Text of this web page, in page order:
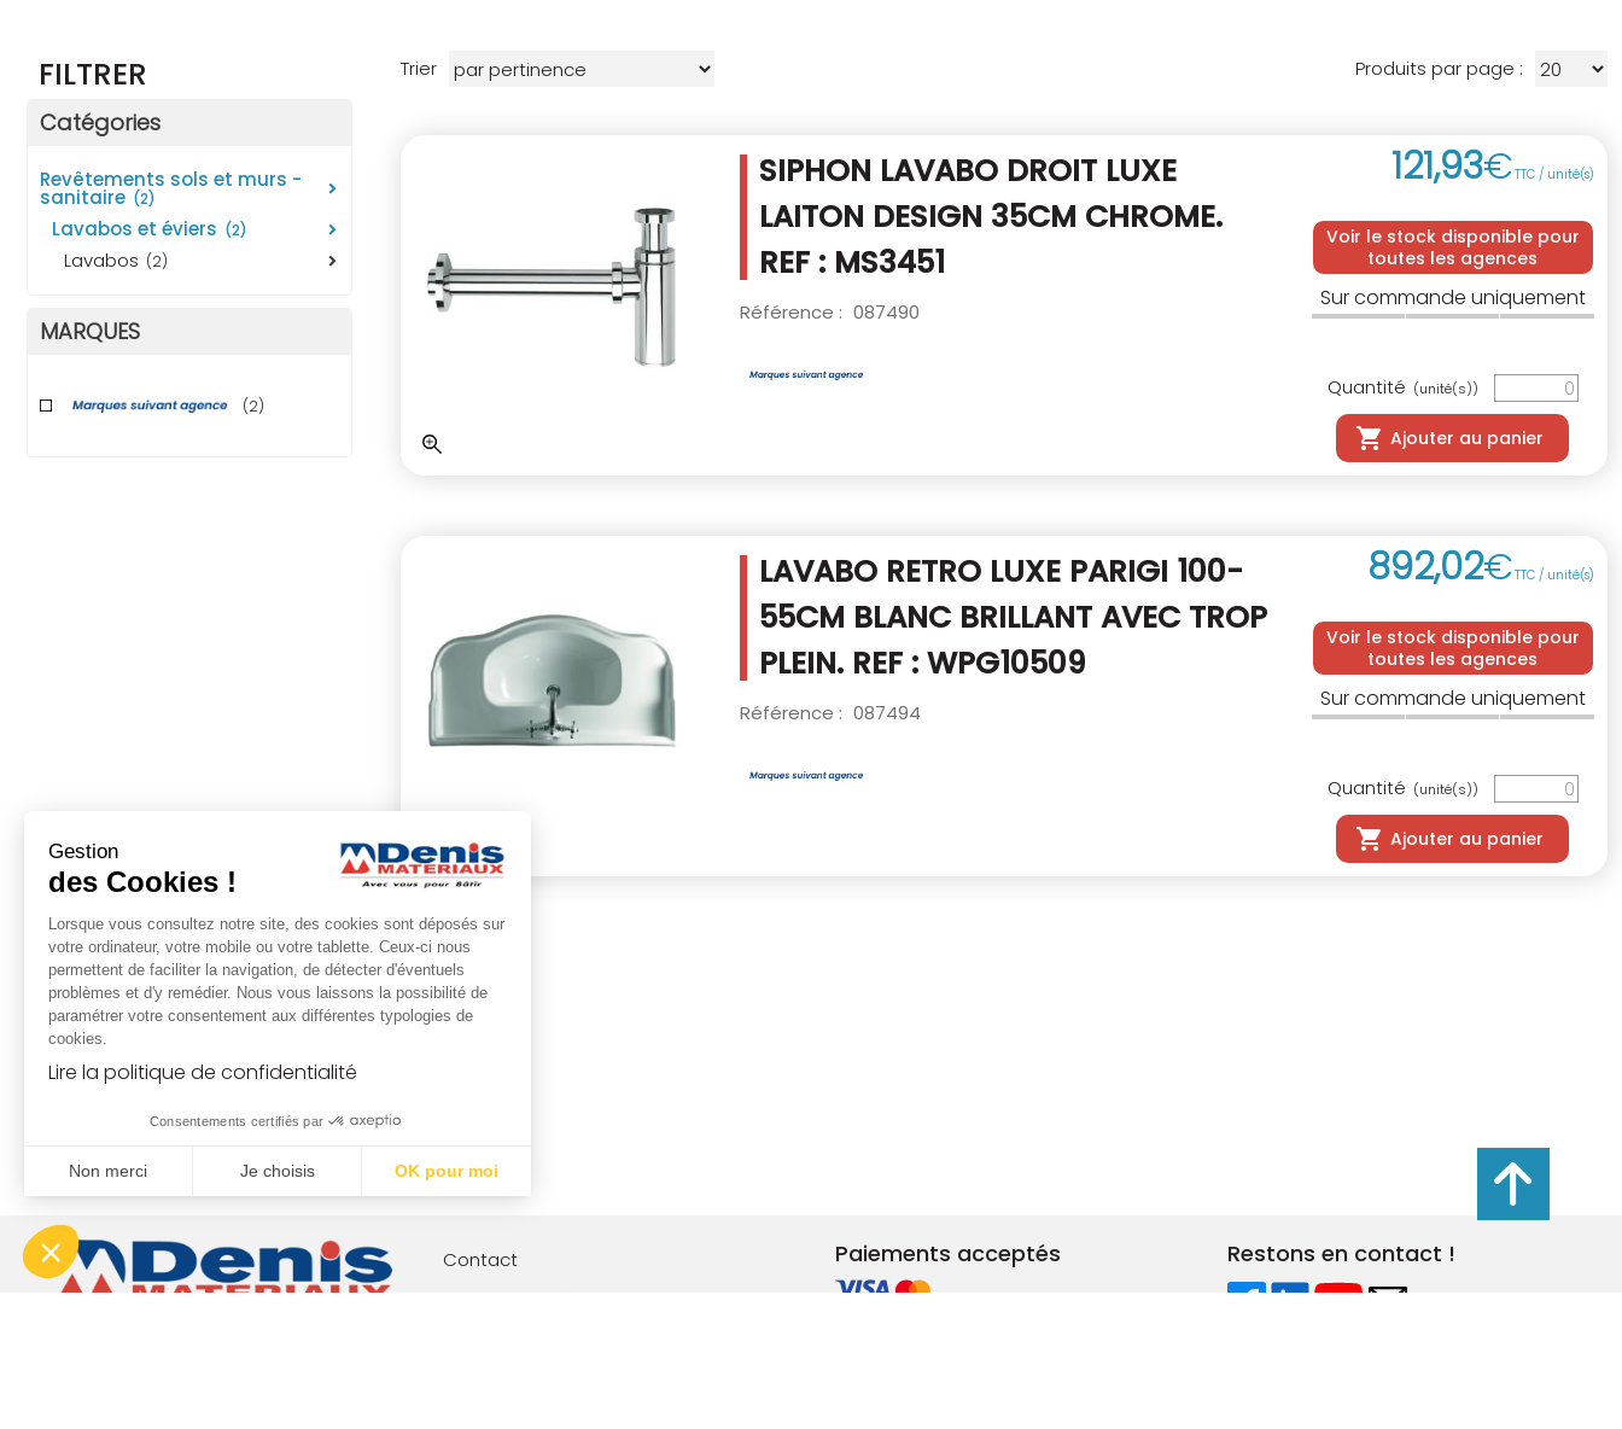
FILTRER
Catégories
revêtements sols et murs -
sanitaire (2)
lavabos et éviers (2)
lavabos (2)
MARQUES
(2)
Trier Produits par page :
SIPHON LAVABO DROIT LUXE
LAITON DESIGN 35CM CHROME.
REF : MS3451
Référence : 087490
121,93€TTC / unité(s)
Voir le stock disponible pour
toutes les agences
Sur commande uniquement
Quantité (unité(s))
Ajouter au panier
LAVABO RETRO LUXE PARIGI 100-
55CM BLANC BRILLANT AVEC TROP
PLEIN. REF : WPG10509
Référence : 087494
892,02€TTC / unité(s)
Voir le stock disponible pour
toutes les agences
Sur commande uniquement
Quantité (unité(s))
Ajouter au panier
Contact
Paiements acceptés Restons en contact !
Gestion
des Cookies !
Lorsque vous consultez notre site, des cookies sont déposés sur
votre ordinateur, votre mobile ou votre tablette. Ceux-ci nous
permettent de faciliter la navigation, de détecter d'éventuels
problèmes et d'y remédier. Nous vous laissons la possibilité de
paramétrer votre consentement aux différentes typologies de
cookies.
Lire la politique de confidentialité
Consentements certifiés par
Non merci Je choisis OK pour moi
Notre plateforme vous permet d'adapter et de gérer vos paramètres de confidentialité, en garantissant la conformité avec les réglementations. Personnalisez vos préférences pour